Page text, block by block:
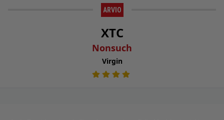
ARVIO
XTC
Nonsuch
Virgin